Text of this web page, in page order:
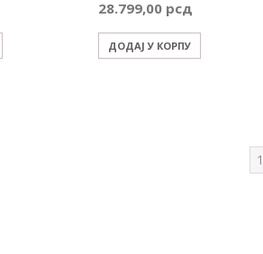
28.799,00 рсд
ДОДАЈ У КОРПУ
1